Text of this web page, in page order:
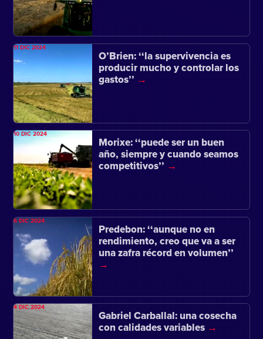
O’Brien: ‘‘la supervivencia es
producir mucho y controlar los
gastos’’
11 DIC 2024
Morixe: ‘‘puede ser un buen
año, siempre y cuando seamos
competitivos’’
10 DIC 2024
Predebon: ‘‘aunque no en
rendimiento, creo que va a ser
una zafra récord en volumen’’
6 DIC 2024
Gabriel Carballal: una cosecha
con calidades variables
4 DIC 2024